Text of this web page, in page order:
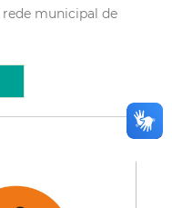
rede municipal de